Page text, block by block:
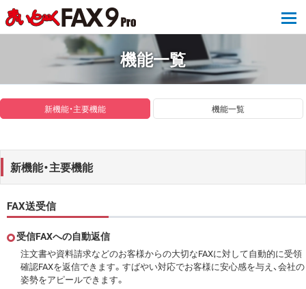
機能一覧
新機能・主要機能 機能一覧
新機能・主要機能
FAX送受信
受信FAXへの自動返信
注文書や資料請求などのお客様からの大切なFAXに対して自動的に受領
確認FAXを返信できます。すばやい対応でお客様に安心感を与え、会社の
姿勢をアピールできます。